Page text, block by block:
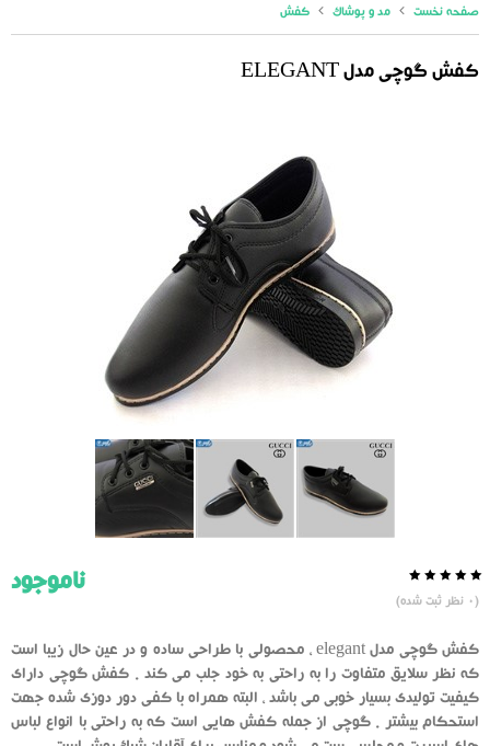
صفحه نخست مد و پوشاک کفش
کفش گوچی مدل ELEGANT
از
50
رای
دهنده
(
0 نظر ثبت شده)
ناموجود
کفش گوچی مدل elegant ، محصولی با طراحی ساده و در عین حال زیبا است
که نظر سلایق متفاوت را به راحتی به خود جلب می کند . کفش گوچی دارای
کیفیت تولیدی بسیار خوبی می باشد ، البته همراه با کفی دور دوزی شده جهت
استحکام بیشتر . گوچی از جمله کفش هایی است که به راحتی با انواع لباس